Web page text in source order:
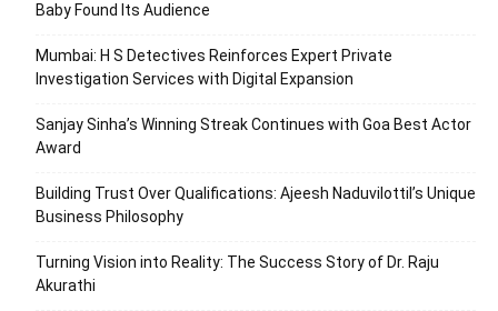
Baby Found Its Audience
Mumbai: H S Detectives Reinforces Expert Private
Investigation Services with Digital Expansion
Sanjay Sinha’s Winning Streak Continues with Goa Best Actor
Award
Building Trust Over Qualifications: Ajeesh Naduvilottil’s Unique
Business Philosophy
Turning Vision into Reality: The Success Story of Dr. Raju
Akurathi